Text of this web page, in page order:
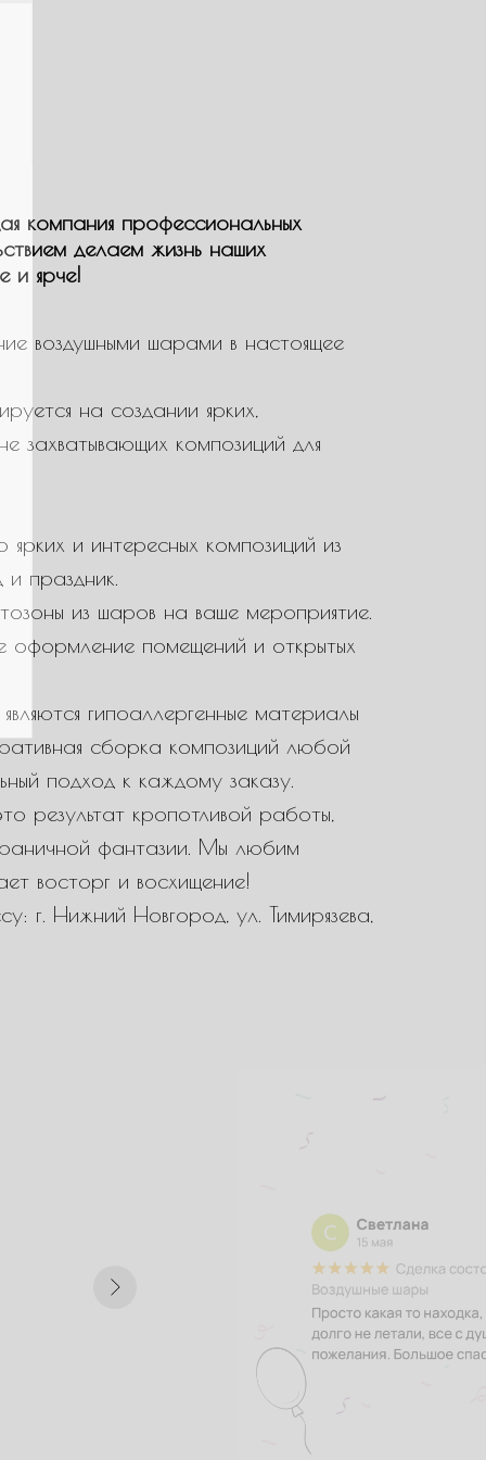
компания профессиональных
делаем жизнь наших
и ярче!
воздушными шарами в настоящее
на создании ярких,
захватывающих композиций для
и интересных композиций из
праздник.
из шаров на ваше мероприятие.
оформление помещений и открытых
гипоаллергенные материалы
сборка композиций любой
подход к каждому заказу.
результат кропотливой работы,
фантазии. Мы любим
восторг и восхищение!
г. Нижний Новгород, ул. Тимирязева,